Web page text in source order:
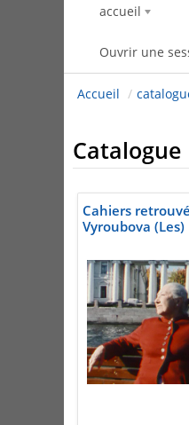
accueil
Ouvrir une
Accueil /
Catalogue
Cahiers
Vyroubova (Les)